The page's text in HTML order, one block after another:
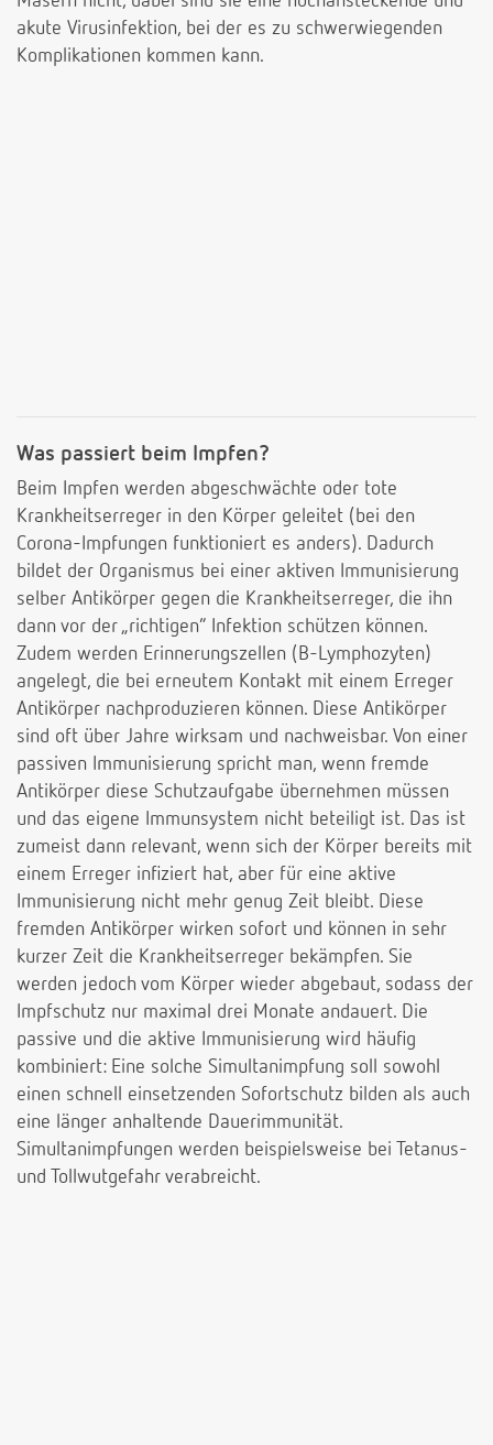
akute Virusinfektion, bei der es zu schwerwiegenden
Komplikationen kommen kann.
Was passiert beim Impfen?
Beim Impfen werden abgeschwächte oder tote
Krankheitserreger in den Körper geleitet (bei den
Corona-Impfungen funktioniert es anders). Dadurch
bildet der Organismus bei einer aktiven Immunisierung
selber Antikörper gegen die Krankheitserreger, die ihn
dann vor der „richtigen“ Infektion schützen können.
Zudem werden Erinnerungszellen (B-Lymphozyten)
angelegt, die bei erneutem Kontakt mit einem Erreger
Antikörper nachproduzieren können. Diese Antikörper
sind oft über Jahre wirksam und nachweisbar. Von einer
passiven Immunisierung spricht man, wenn fremde
Antikörper diese Schutzaufgabe übernehmen müssen
und das eigene Immunsystem nicht beteiligt ist. Das ist
zumeist dann relevant, wenn sich der Körper bereits mit
einem Erreger infiziert hat, aber für eine aktive
Immunisierung nicht mehr genug Zeit bleibt. Diese
fremden Antikörper wirken sofort und können in sehr
kurzer Zeit die Krankheitserreger bekämpfen. Sie
werden jedoch vom Körper wieder abgebaut, sodass der
Impfschutz nur maximal drei Monate andauert. Die
passive und die aktive Immunisierung wird häufig
kombiniert: Eine solche Simultanimpfung soll sowohl
einen schnell einsetzenden Sofortschutz bilden als auch
eine länger anhaltende Dauerimmunität.
Simultanimpfungen werden beispielsweise bei Tetanus-
und Tollwutgefahr verabreicht.